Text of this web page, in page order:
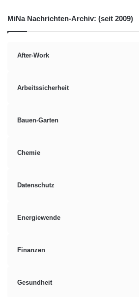
MiNa Nachrichten-Archiv: (seit 2009)
After-Work
Arbeitssicherheit
Bauen-Garten
Chemie
Datenschutz
Energiewende
Finanzen
Gesundheit